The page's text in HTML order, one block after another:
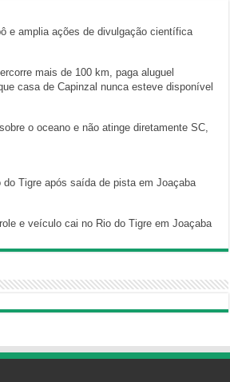
e amplia ações de divulgação científica
mais de 100 km, paga aluguel
casa de Capinzal nunca esteve disponível
o oceano e não atinge diretamente SC,
do Tigre após saída de pista em Joaçaba
e veículo cai no Rio do Tigre em Joaçaba